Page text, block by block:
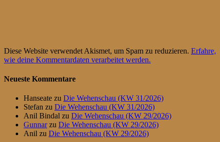
Diese Website verwendet Akismet, um Spam zu reduzieren. Erfahre,
wie deine Kommentardaten verarbeitet werden.
Neueste Kommentare
Hanseate zu Die Wehenschau (KW 31/2026)
Stefan zu Die Wehenschau (KW 31/2026)
Anil Bindal zu Die Wehenschau (KW 29/2026)
Gunnarzu Die Wehenschau (KW 29/2026)
Anil zu Die Wehenschau (KW 29/2026)